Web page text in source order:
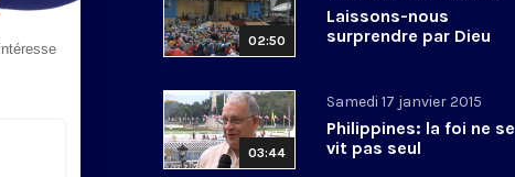
02:50
Laissons-nous
surprendre par Dieu
03:44
Samedi 17 janvier 2015
Philippines: la foi ne se
vit pas seul